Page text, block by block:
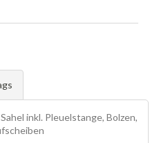
inkl. Pleuelstange, Bolzen,